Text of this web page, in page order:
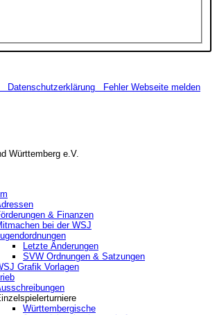
Datenschutzerklärung Fehler Webseite melden
Württemberg e.V.
& Finanzen
bei der WSJ
Letzte Änderungen
SVW Ordnungen & Satzungen
Grafik Vorlagen
Württembergische